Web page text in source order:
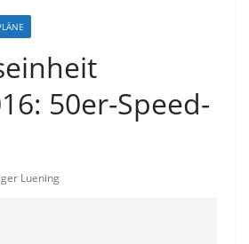
50er-Speed-
Luening